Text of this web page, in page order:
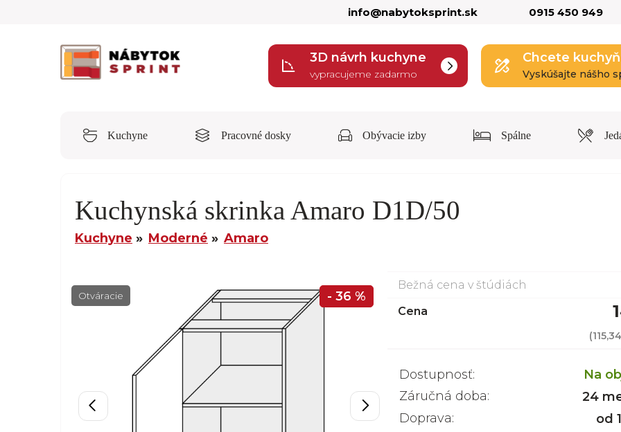
info@nabytoksprint.sk 0915 450 949
3D návrh kuchyne
vypracujeme zadarmo
Chcete
Vyskúšajte nášho
Kuchyne Pracovné dosky Obývacie izby Spálne
Kuchynská skrinka Amaro D1D/50
Kuchyne Moderné Amaro
Otváracie - 36 %
Bežná cena v štúdiách
Cena
(
Dostupnosť:
Na
Záručná doba:
24
Doprava:
od